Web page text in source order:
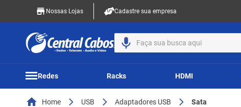
Nossas Lojas Cadastre sua empresa
Faça sua busca aqui
Redes Racks HDMI
Home USB Adaptadores USB Sata